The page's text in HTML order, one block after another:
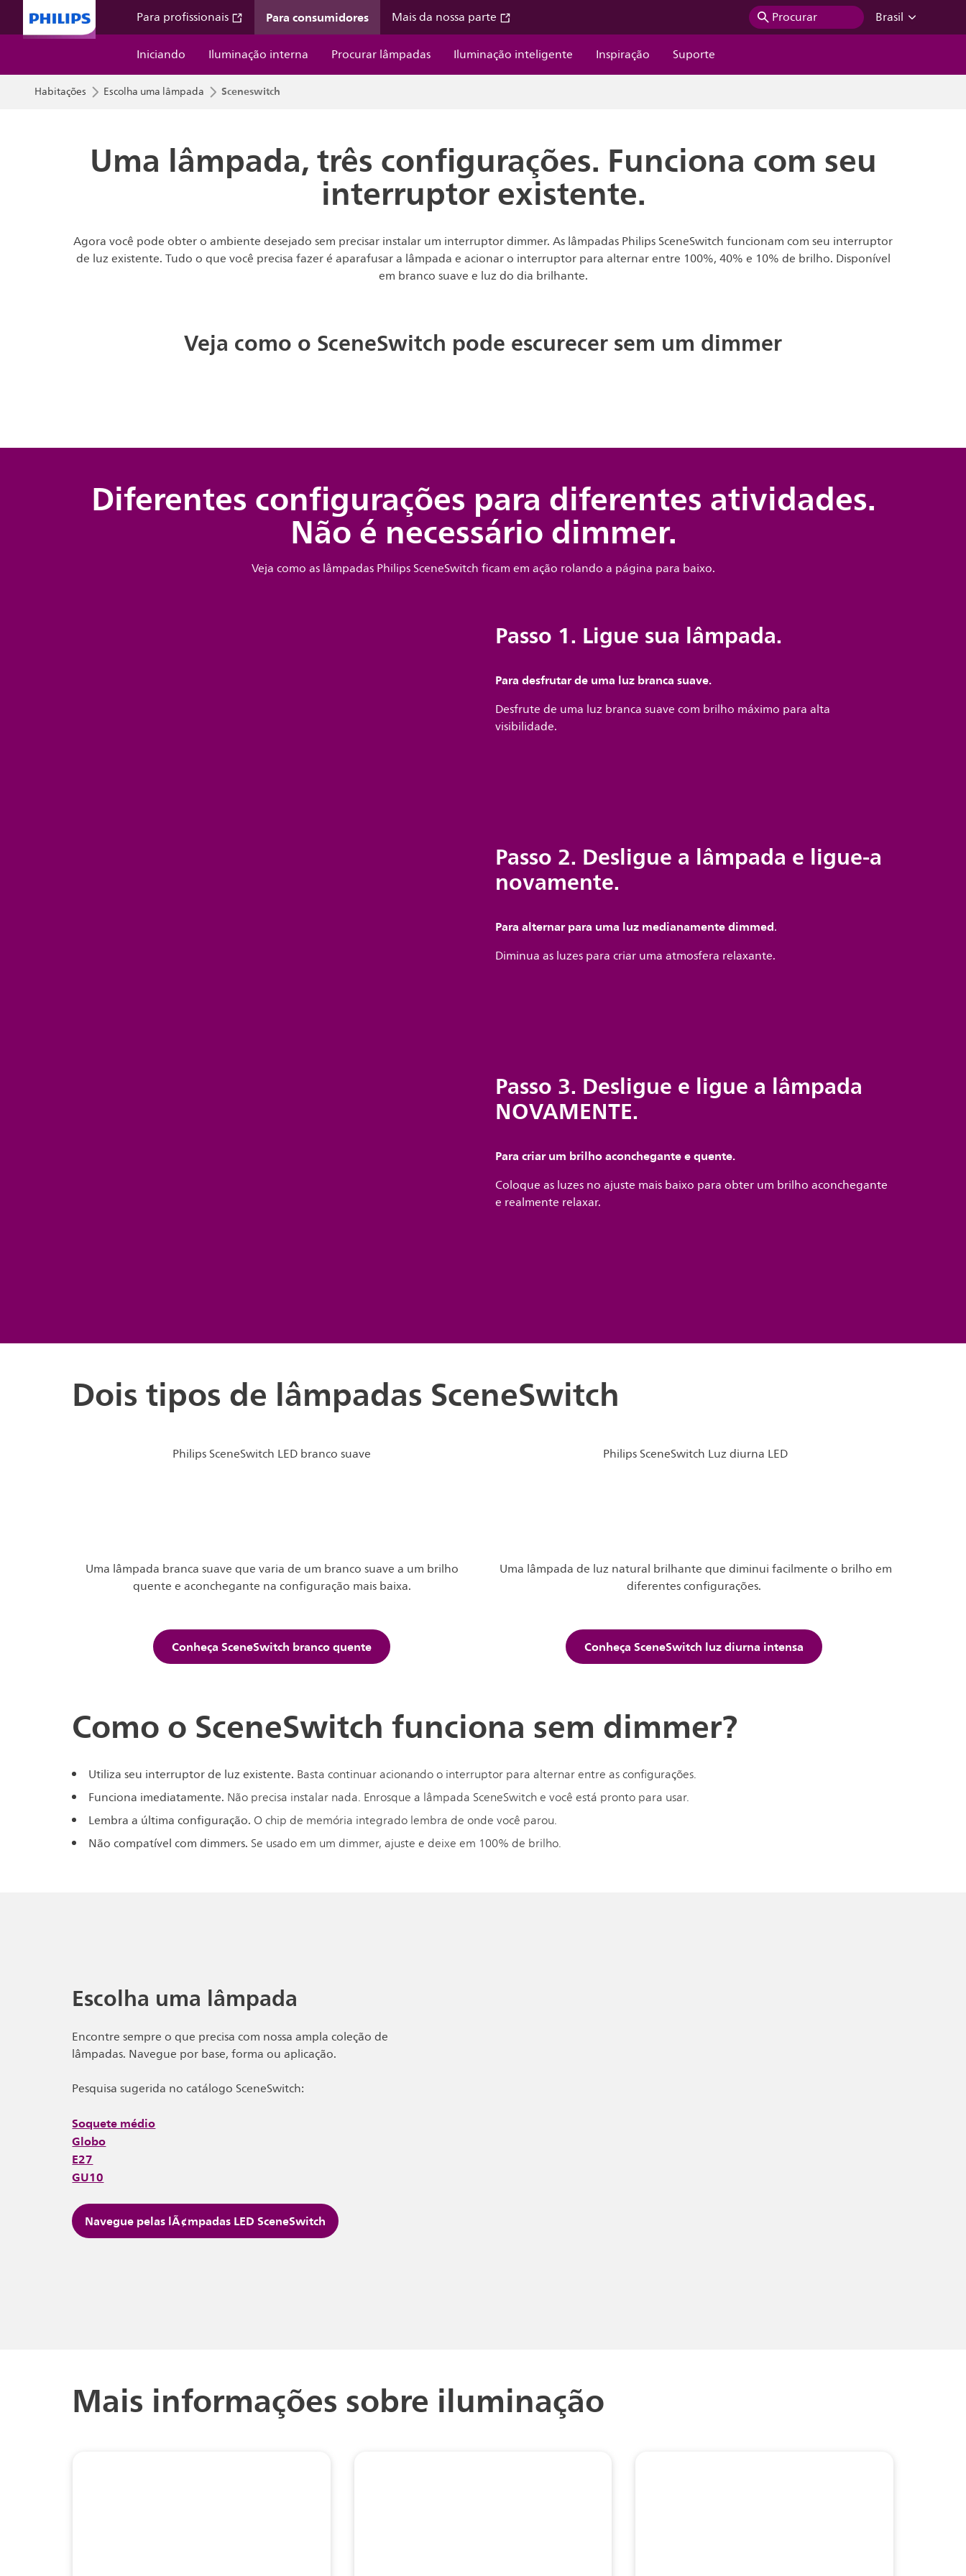
Para profissionais Para consumidores Mais da nossa parte Procurar
Brasil
Iniciando
Iluminação interna Procurar lâmpadas Iluminação inteligente Inspiração Suporte
Habitações Escolha uma lâmpada Sceneswitch
Uma lâmpada, três configurações. Funciona com seu
interruptor existente.
Agora você pode obter o ambiente desejado sem precisar instalar um interruptor dimmer. As lâmpadas Philips SceneSwitch funcionam com seu interruptor
de luz existente. Tudo o que você precisa fazer é aparafusar a lâmpada e acionar o interruptor para alternar entre 100%, 40% e 10% de brilho. Disponível
em branco suave e luz do dia brilhante.
Veja como o SceneSwitch pode escurecer sem um dimmer
Diferentes configurações para diferentes atividades.
Não é necessário dimmer.
Veja como as lâmpadas Philips SceneSwitch ficam em ação rolando a página para baixo.
Passo 1. Ligue sua lâmpada.
Para desfrutar de uma luz branca suave.
Desfrute de uma luz branca suave com brilho máximo para alta
visibilidade.
Passo 2. Desligue a lâmpada e ligue-a
novamente.
Para alternar para uma luz medianamente dimmed.
Diminua as luzes para criar uma atmosfera relaxante.
Passo 3. Desligue e ligue a lâmpada
NOVAMENTE.
Para criar um brilho aconchegante e quente.
Coloque as luzes no ajuste mais baixo para obter um brilho aconchegante
e realmente relaxar.
Dois tipos de lâmpadas SceneSwitch
Philips SceneSwitch LED branco suave
Uma lâmpada branca suave que varia de um branco suave a um brilho
quente e aconchegante na configuração mais baixa.
Conheça SceneSwitch branco quente
Philips SceneSwitch Luz diurna LED
Uma lâmpada de luz natural brilhante que diminui facilmente o brilho em
diferentes configurações.
Conheça SceneSwitch luz diurna intensa
Como o SceneSwitch funciona sem dimmer?
Utiliza seu interruptor de luz existente. Basta continuar acionando o interruptor para alternar entre as configurações.
Funciona imediatamente. Não precisa instalar nada. Enrosque a lâmpada SceneSwitch e você está pronto para usar.
Lembra a última configuração. O chip de memória integrado lembra de onde você parou.
Não compatível com dimmers. Se usado em um dimmer, ajuste e deixe em 100% de brilho.
Escolha uma lâmpada
Encontre sempre o que precisa com nossa ampla coleção de
lâmpadas. Navegue por base, forma ou aplicação.
Pesquisa sugerida no catálogo SceneSwitch:
Soquete médio
Globo
E27
GU10
Navegue pelas lÃ¢mpadas LED SceneSwitch
Mais informações sobre iluminação